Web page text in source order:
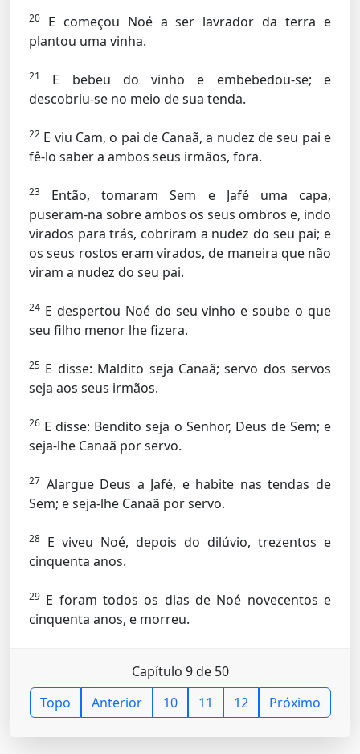
20
E começou Noé a ser lavrador da terra e
plantou uma vinha.
21
E bebeu do vinho e embebedou-se; e
descobriu-se no meio de sua tenda.
22 E viu Cam, o pai de Canaã, a nudez de seu pai e
fê-lo saber a ambos seus irmãos, fora.
23
Então, tomaram Sem e Jafé uma capa,
puseram-na sobre ambos os seus ombros e, indo
virados para trás, cobriram a nudez do seu pai; e
os seus rostos eram virados, de maneira que não
viram a nudez do seu pai.
24 E despertou Noé do seu vinho e soube o que
seu filho menor lhe fizera.
25 E disse: Maldito seja Canaã; servo dos servos
seja aos seus irmãos.
26 E disse: Bendito seja o Senhor, Deus de Sem; e
seja-lhe Canaã por servo.
27 Alargue Deus a Jafé, e habite nas tendas de
Sem; e seja-lhe Canaã por servo.
28 E viveu Noé, depois do dilúvio, trezentos e
cinquenta anos.
29 E foram todos os dias de Noé novecentos e
cinquenta anos, e morreu.
Capítulo 9 de 50
Topo
Anterior 10 11 12 Próximo